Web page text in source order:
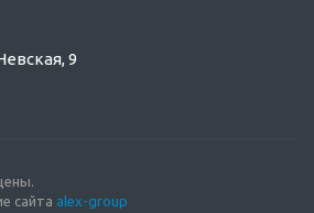
9
сайта alex-group